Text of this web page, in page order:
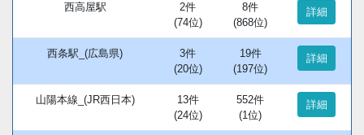
西高屋駅
2件
(74位)
8件
(868位)
詳細
西条駅_(広島県)
3件
(20位)
19件
(197位)
詳細
山陽本線_(JR西日本)
13件
(24位)
552件
(1位)
詳細